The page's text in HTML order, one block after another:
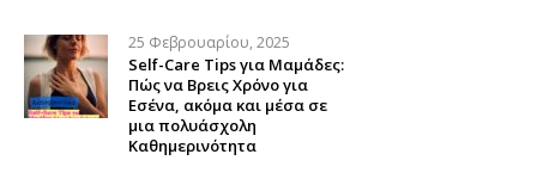
25 Φεβρουαρίου, 2025
Self-Care Tips για Μαμάδες:
Πώς να Βρεις Χρόνο για
Εσένα, ακόμα και μέσα σε
μια πολυάσχολη
Καθημερινότητα